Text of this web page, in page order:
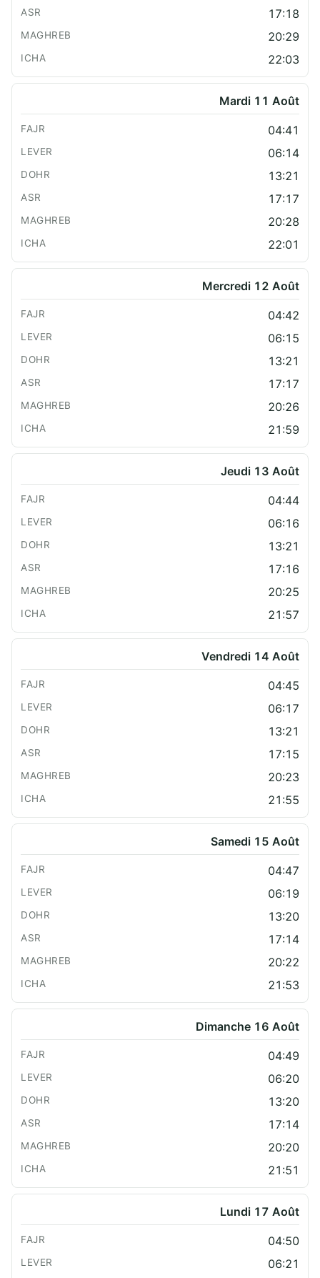
17:18
20:29
22:03
Mardi 11 Août
04:41
06:14
13:21
17:17
20:28
22:01
Mercredi 12 Août
04:42
06:15
13:21
17:17
20:26
21:59
Jeudi 13 Août
04:44
06:16
13:21
17:16
20:25
21:57
Vendredi 14 Août
04:45
06:17
13:21
17:15
20:23
21:55
Samedi 15 Août
04:47
06:19
13:20
17:14
20:22
21:53
Dimanche 16 Août
04:49
06:20
13:20
17:14
20:20
21:51
Lundi 17 Août
04:50
06:21